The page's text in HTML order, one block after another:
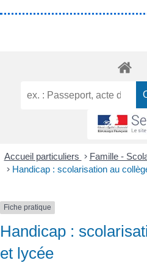
Accueil particuliers > Famille -
> Handicap : scolarisation au
Fiche pratique
Handicap :
et lycée